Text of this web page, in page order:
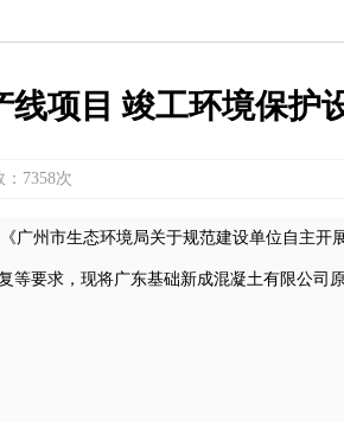
项目 竣工环境保护
7358次
广州市生态环境局关于规范建设单位自主开
等要求，现将广东基础新成混凝土有限公司